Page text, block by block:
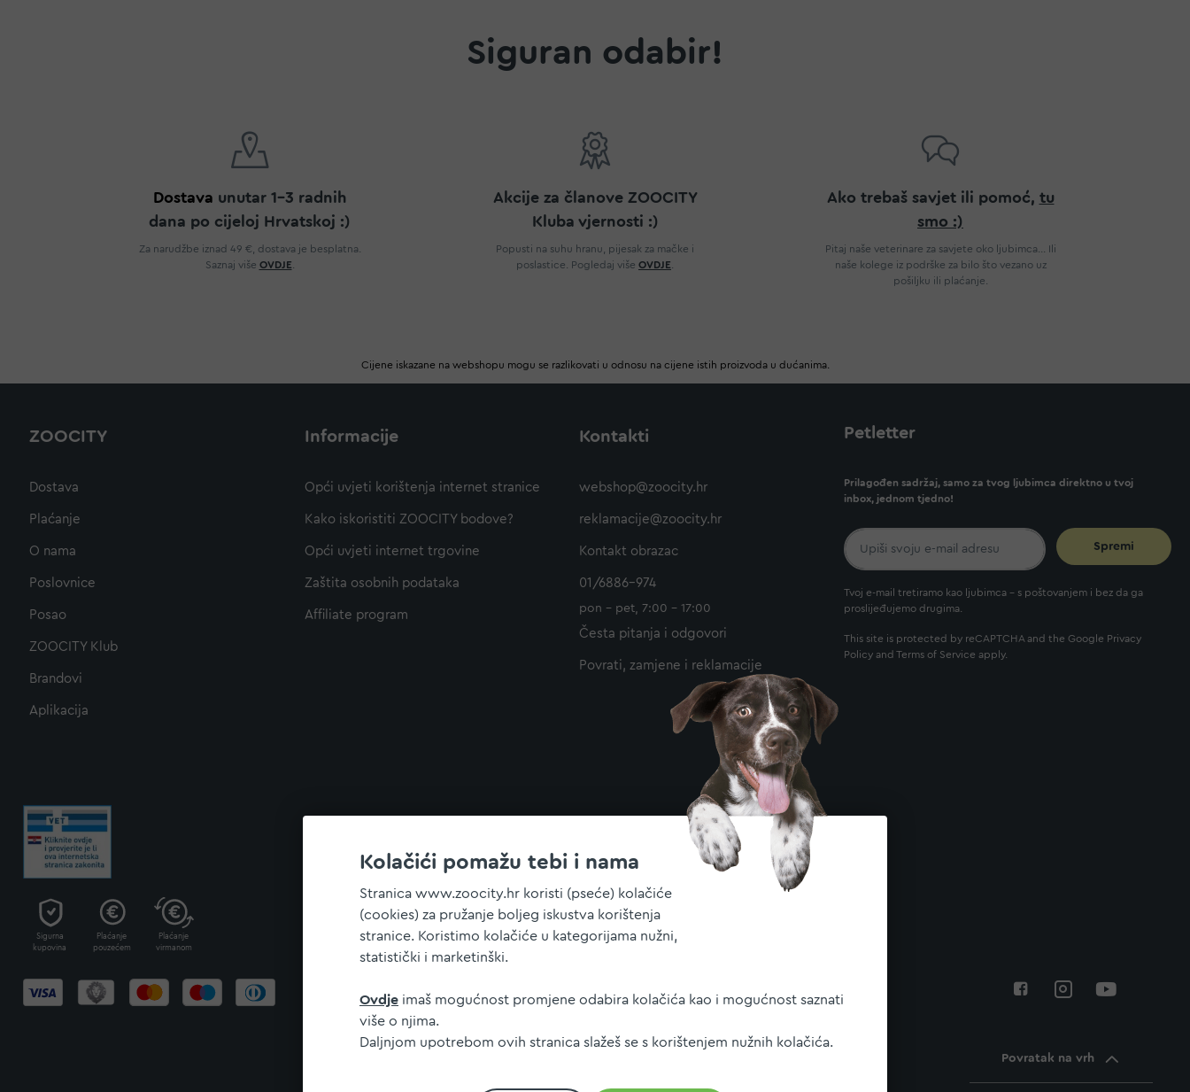
Kolačići pomažu tebi i nama
Stranica www.zoocity.hr koristi (pseće) kolačiće
(cookies) za pružanje boljeg iskustva korištenja
stranice. Koristimo kolačiće u kategorijama nužni,
statistički i marketinški.
Ovdje imaš mogućnost promjene odabira kolačića kao i mogućnost saznati
više o njima.
Daljnjom upotrebom ovih stranica slažeš se s korištenjem nužnih kolačića.
Siguran odabir!
Dostava unutar 1-3 radnih
dana po cijeloj Hrvatskoj :)
Za narudžbe iznad 49 €, dostava je besplatna.
Saznaj više OVDJE
Akcije za članove ZOOCITY
Kluba vjernosti :)
Popusti na suhu hranu, pijesak za mačke i
poslastice. Pogledaj više OVDJE
Ako trebaš savjet ili pomoć, tu
smo :)
Pitaj naše veterinare za savjete oko ljubimca... Ili
naše kolege iz podrške za bilo što vezano uz
pošiljku ili plaćanje.
Cijene iskazane na webshopu mogu se razlikovati u odnosu na cijene istih proizvoda u dućanima.
ZOOCITY
Dostava
Plaćanje
O nama
Poslovnice
Posao
ZOOCITY Klub
Brandovi
Aplikacija
Informacije
Opći uvjeti korištenja internet stranice
Kako iskoristiti ZOOCITY bodove?
Opći uvjeti internet trgovine
Zaštita osobnih podataka
Affiliate program
Kontakti
webshop@zoocity.hr
reklamacije@zoocity.hr
Kontakt obrazac
01/6886-974
pon - pet, 7:00 - 17:00
Česta pitanja i odgovori
Povrati, zamjene i reklamacije
Petletter
Prilagođen sadržaj, samo za tvog ljubimca direktno u tvoj
inbox, jednom tjedno!
Spremi
Tvoj e-mail tretiramo kao ljubimca - s poštovanjem i bez da ga
proslijeđujemo drugima.
This site is protected by reCAPTCHA and the Google Privacy
Policy and Terms of Service apply.
Sigurna
kupovina
Plaćanje
pouzećem
Plaćanje
virmanom
Povratak na vrh